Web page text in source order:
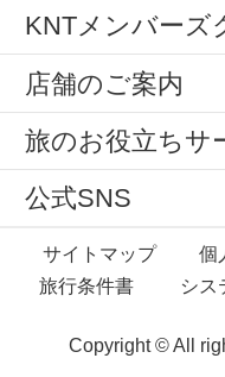
KNTメンバーズ
店舗のご案内
旅のお役立ちサ
公式SNS
サイトマップ 個
旅行条件書
シス
Copyright © All